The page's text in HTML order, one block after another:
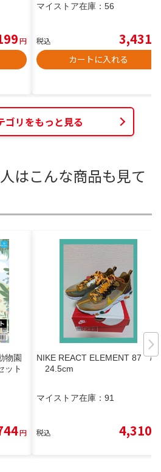
円
マイストア在庫： 56
税込 3,431
カートに入れる
ゴリをもっと見る
はこんな商品も見て
物園
ット
円
NIKE REACT ELEMENT 87 /
24.5cm
マイストア在庫： 91
税込 4,310